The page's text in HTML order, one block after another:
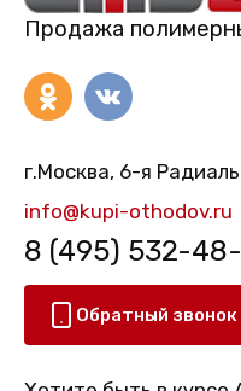
Продажа
г.Москва, 6-я
info@kupi-othodov.ru
8 (495) 532-
Обратный звонок